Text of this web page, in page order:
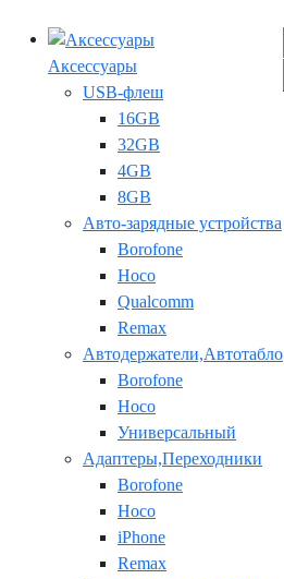
Аксессуары
USB-флеш
16GB
32GB
4GB
8GB
Авто-зарядные устройства
Borofone
Hoco
Qualcomm
Remax
Автодержатели,Автотабло
Borofone
Hoco
Универсальный
Адаптеры,Переходники
Borofone
Hoco
iPhone
Remax